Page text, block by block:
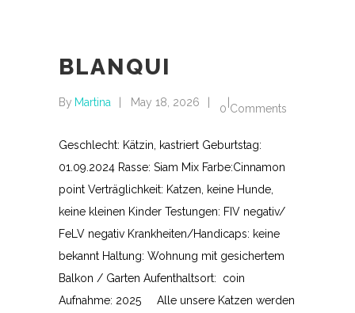
BLANQUI
By Martina May 18, 2026 0 Comments
Geschlecht: Kätzin, kastriert Geburtstag:
01.09.2024 Rasse: Siam Mix Farbe:Cinnamon
point Verträglichkeit: Katzen, keine Hunde,
keine kleinen Kinder Testungen: FIV negativ/
FeLV negativ Krankheiten/Handicaps: keine
bekannt Haltung: Wohnung mit gesichertem
Balkon / Garten Aufenthaltsort: coin
Aufnahme: 2025 Alle unsere Katzen werden